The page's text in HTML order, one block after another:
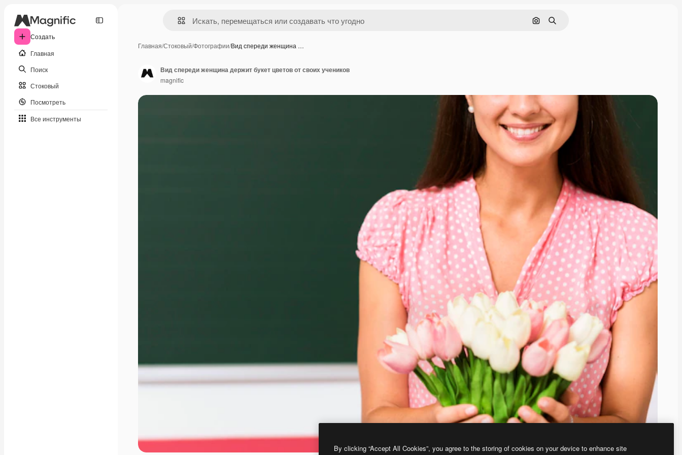
Создать
Главная
Поиск
Стоковый
Посмотреть
Все инструменты
Поиск по изображению
Поиск
Главная/Стоковый/Фотографии/Вид спереди женщина …
Вид спереди женщина держит букет цветов от своих учеников
magnific
By clicking “Accept All Cookies”, you agree to the storing of cookies on your device to enhance site